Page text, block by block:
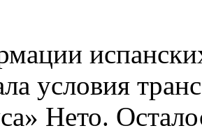
условия
Нето.